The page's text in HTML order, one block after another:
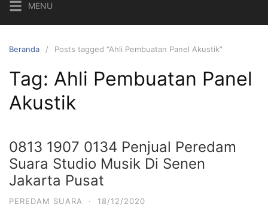
MENU
Beranda Posts tagged “Ahli Pembuatan Panel Akustik”
Tag: Ahli Pembuatan Panel
Akustik
0813 1907 0134 Penjual Peredam
Suara Studio Musik Di Senen
Jakarta Pusat
PEREDAM SUARA · 18/12/2020